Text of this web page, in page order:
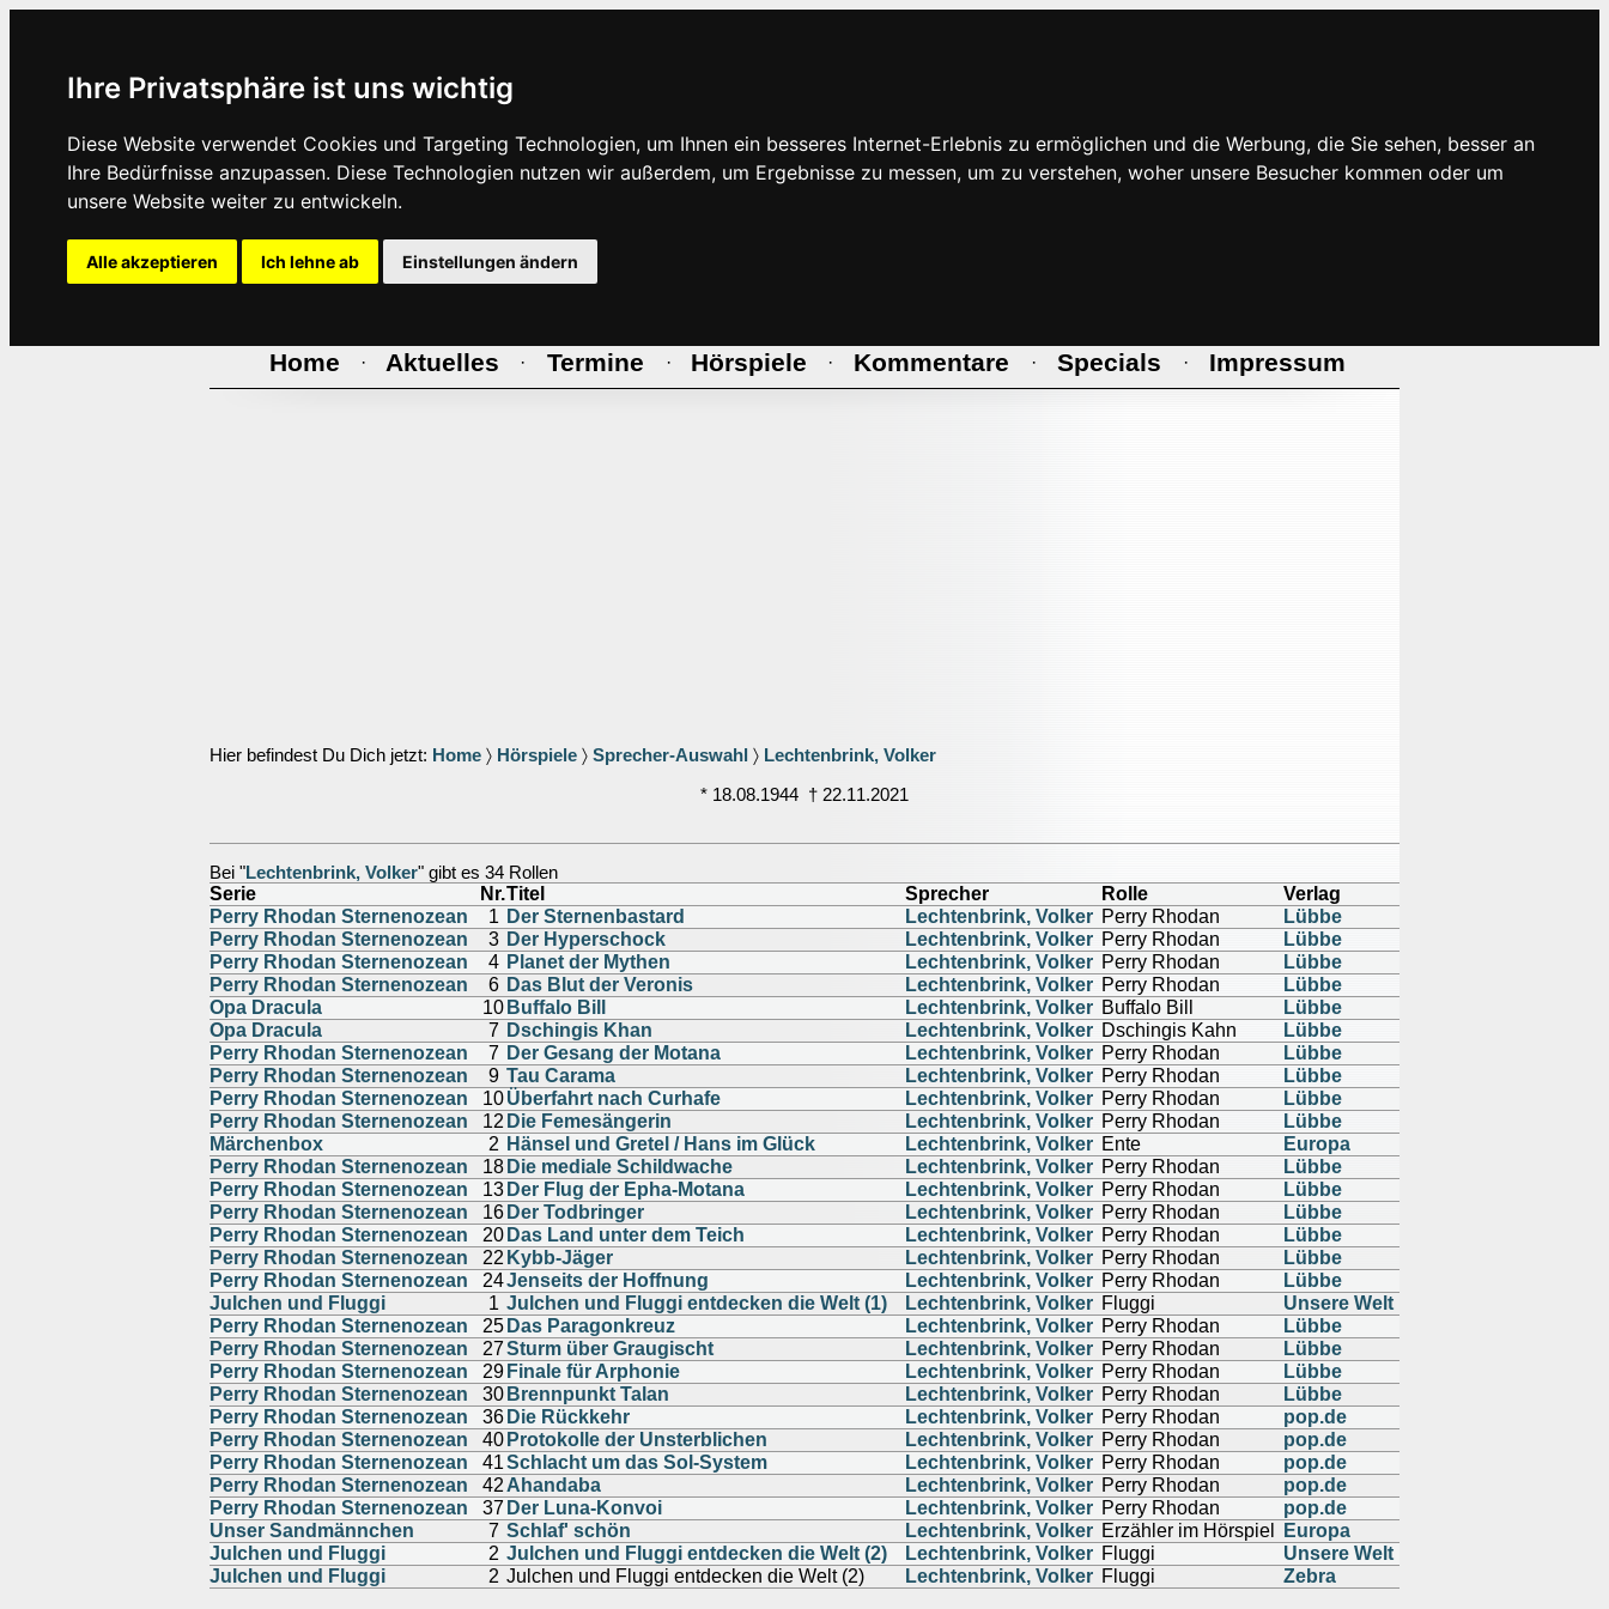
Ihre Privatsphäre ist uns wichtig
Diese Website verwendet Cookies und Targeting Technologien, um Ihnen ein besseres Internet-Erlebnis zu ermöglichen und die Werbung, die Sie sehen, besser an
Ihre Bedürfnisse anzupassen. Diese Technologien nutzen wir außerdem, um Ergebnisse zu messen, um zu verstehen, woher unsere Besucher kommen oder um
unsere Website weiter zu entwickeln.
Alle akzeptieren Ich lehne ab Einstellungen ändern
Home · Aktuelles · Termine · Hörspiele · Kommentare · Specials · Impressum
Hier befindest Du Dich jetzt: Home 〉 Hörspiele 〉 Sprecher-Auswahl 〉 Lechtenbrink, Volker
* 18.08.1944 † 22.11.2021
Bei "Lechtenbrink, Volker" gibt es 34 Rollen
Serie Nr.Titel Sprecher Rolle
Verlag
Perry Rhodan Sternenozean
1 Der Sternenbastard Lechtenbrink, Volker Perry Rhodan
Lübbe
Perry Rhodan Sternenozean
3 Der Hyperschock Lechtenbrink, Volker Perry Rhodan
Lübbe
Perry Rhodan Sternenozean
4 Planet der Mythen Lechtenbrink, Volker Perry Rhodan
Lübbe
Perry Rhodan Sternenozean
6 Das Blut der Veronis Lechtenbrink, Volker Perry Rhodan
Lübbe
Opa Dracula
10 Buffalo Bill Lechtenbrink, Volker Buffalo Bill
Lübbe
Opa Dracula
7 Dschingis Khan Lechtenbrink, Volker Dschingis Kahn
Lübbe
Perry Rhodan Sternenozean
7 Der Gesang der Motana Lechtenbrink, Volker Perry Rhodan
Lübbe
Perry Rhodan Sternenozean
9 Tau Carama Lechtenbrink, Volker Perry Rhodan
Lübbe
Perry Rhodan Sternenozean
10Überfahrt nach Curhafe Lechtenbrink, Volker Perry Rhodan
Lübbe
Perry Rhodan Sternenozean
12 Die Femesängerin Lechtenbrink, Volker Perry Rhodan
Lübbe
Märchenbox
2 Hänsel und Gretel / Hans im Glück Lechtenbrink, Volker Ente
Europa
Perry Rhodan Sternenozean
18 Die mediale Schildwache Lechtenbrink, Volker Perry Rhodan
Lübbe
Perry Rhodan Sternenozean
13 Der Flug der Epha-Motana Lechtenbrink, Volker Perry Rhodan
Lübbe
Perry Rhodan Sternenozean
16 Der Todbringer Lechtenbrink, Volker Perry Rhodan
Lübbe
Perry Rhodan Sternenozean
20 Das Land unter dem Teich Lechtenbrink, Volker Perry Rhodan
Lübbe
Perry Rhodan Sternenozean
22 Kybb-Jäger Lechtenbrink, Volker Perry Rhodan
Lübbe
Perry Rhodan Sternenozean
24Jenseits der Hoffnung Lechtenbrink, Volker Perry Rhodan
Lübbe
Julchen und Fluggi
1 Julchen und Fluggi entdecken die Welt (1) Lechtenbrink, Volker Fluggi
Unsere Welt
Perry Rhodan Sternenozean
25 Das Paragonkreuz Lechtenbrink, Volker Perry Rhodan
Lübbe
Perry Rhodan Sternenozean
27Sturm über Graugischt Lechtenbrink, Volker Perry Rhodan
Lübbe
Perry Rhodan Sternenozean
29 Finale für Arphonie Lechtenbrink, Volker Perry Rhodan
Lübbe
Perry Rhodan Sternenozean
30 Brennpunkt Talan Lechtenbrink, Volker Perry Rhodan
Lübbe
Perry Rhodan Sternenozean
36 Die Rückkehr Lechtenbrink, Volker Perry Rhodan
pop.de
Perry Rhodan Sternenozean
40 Protokolle der Unsterblichen Lechtenbrink, Volker Perry Rhodan
pop.de
Perry Rhodan Sternenozean
41Schlacht um das Sol-System Lechtenbrink, Volker Perry Rhodan
pop.de
Perry Rhodan Sternenozean
42 Ahandaba Lechtenbrink, Volker Perry Rhodan
pop.de
Perry Rhodan Sternenozean
37 Der Luna-Konvoi Lechtenbrink, Volker Perry Rhodan
pop.de
Unser Sandmännchen
7 Schlaf' schön Lechtenbrink, Volker Erzähler im Hörspiel
Europa
Julchen und Fluggi
2 Julchen und Fluggi entdecken die Welt (2) Lechtenbrink, Volker Fluggi
Unsere Welt
Julchen und Fluggi
2 Julchen und Fluggi entdecken die Welt (2) Lechtenbrink, Volker Fluggi Zebra